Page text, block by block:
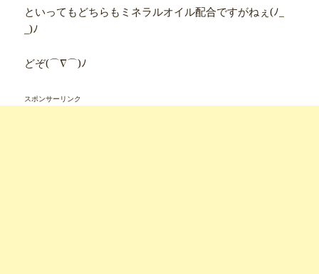
といってもどちらもミネラルオイル配合ですがねぇ(ﾉ_
_)ﾉ
どぞ(⌒∇⌒)ﾉ
スポンサーリンク